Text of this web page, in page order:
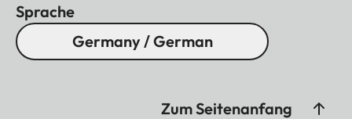
Sprache
Germany / German
Zum Seitenanfang